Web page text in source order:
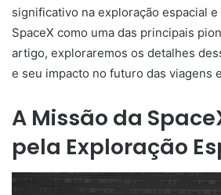
significativo na exploração espacial
SpaceX como uma das principais
artigo, exploraremos os detalhes
e seu impacto no futuro das viagens
A Missão da
pela Exploração